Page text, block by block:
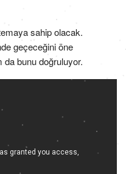
sahip olacak.
geçeceğini öne
da bunu doğruluyor.